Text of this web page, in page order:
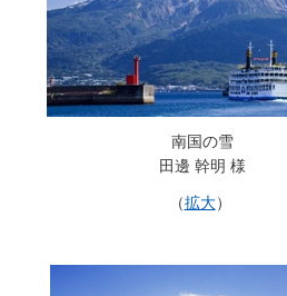
南国の雪
田邊 幹明 様
（拡大）